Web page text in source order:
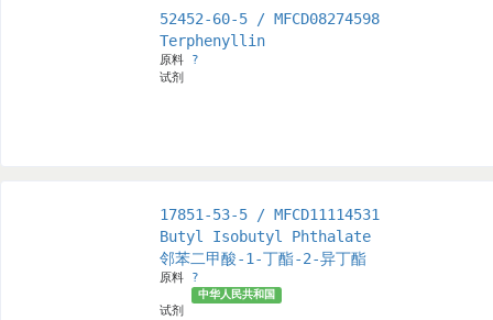
52452-60-5 / MFCD08274598
Terphenyllin
原料 ?
试剂
17851-53-5 / MFCD11114531
Butyl Isobutyl Phthalate
邻苯二甲酸-1-丁酯-2-异丁酯
原料 ?
试剂
中华人民共和国